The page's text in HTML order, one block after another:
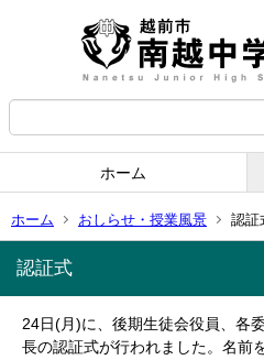
ホーム
ホーム おしらせ・授業風景 認証
認証式
24日(月)に、後期生徒会役員、各
長の認証式が行われました。名前